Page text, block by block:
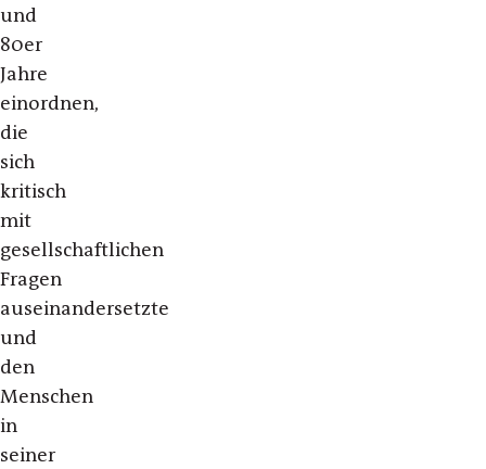
und
80er
Jahre
einordnen,
die
sich
kritisch
mit
gesellschaftlichen
Fragen
auseinandersetzte
und
den
Menschen
in
seiner